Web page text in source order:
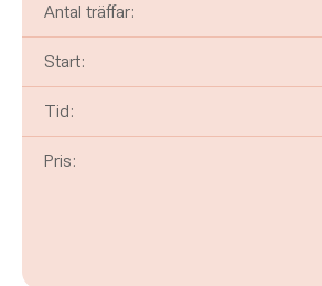
Antal träffar:
Start:
Tid:
Pris: